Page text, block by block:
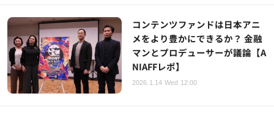
コンテンツファンドは日本アニ
メをより豊かにできるか？ 金融
マンとプロデューサーが議論【A
NIAFFレポ】
2026.1.14 Wed 12:00